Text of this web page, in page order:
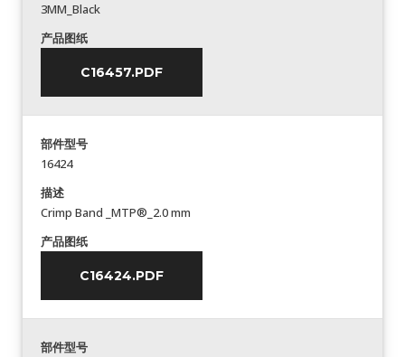
3MM_Black
产品图纸
C16457.PDF
部件型号
16424
描述
Crimp Band _MTP®_2.0 mm
产品图纸
C16424.PDF
部件型号